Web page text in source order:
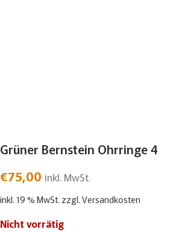
Grüner Bernstein Ohrringe 4
€75,00 inkl. MwSt.
inkl. 19 % MwSt. zzgl.Versandkosten
Nicht vorrätig